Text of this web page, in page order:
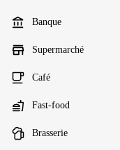
Banque
Supermarché
Café
Fast-food
Brasserie